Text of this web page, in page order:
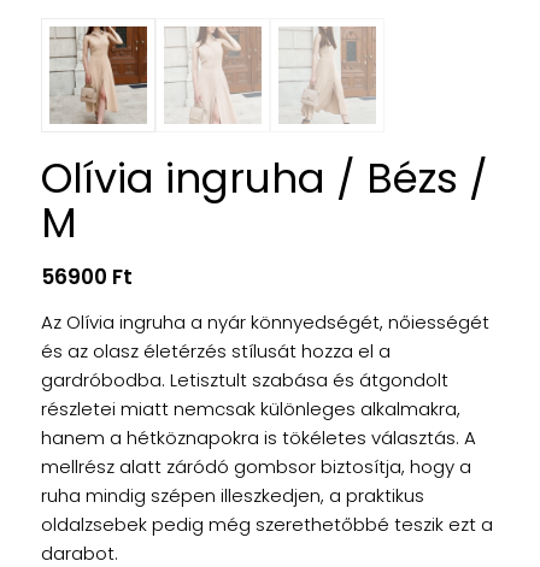
Olívia ingruha / Bézs /
M
56900 Ft
Az Olívia ingruha a nyár könnyedségét, nőiességét
és az olasz életérzés stílusát hozza el a
gardróbodba. Letisztult szabása és átgondolt
részletei miatt nemcsak különleges alkalmakra,
hanem a hétköznapokra is tökéletes választás. A
mellrész alatt záródó gombsor biztosítja, hogy a
ruha mindig szépen illeszkedjen, a praktikus
oldalzsebek pedig még szerethetőbbé teszik ezt a
darabot.